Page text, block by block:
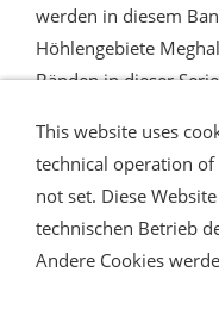
werden in diesem
Höhlengebiete
Bänden in dieser
Shipping
Widerrufsrecht
This website uses
technical operation
not set. Diese
technischen Betrieb
Andere Cookies